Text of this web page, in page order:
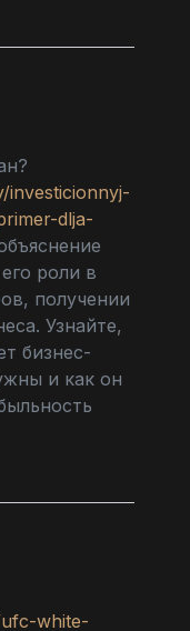
investicionnyj-
dlja-
роли в
получении
Узнайте,
бизнес-
и как он
white-